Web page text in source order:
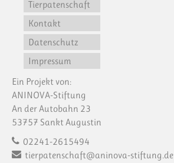
Tierpatenschaft
Kontakt
Datenschutz
Impressum
Ein Projekt von:
ANINOVA-Stiftung
An der Autobahn 23
53757 Sankt Augustin
02241-2615494
tierpatenschaft@aninova-stiftung.de